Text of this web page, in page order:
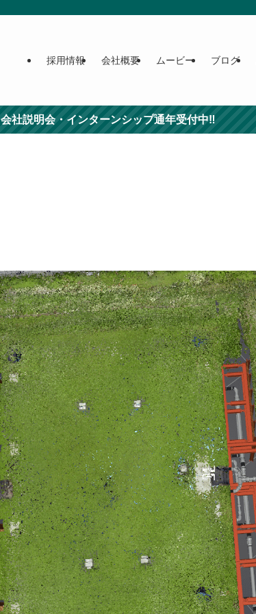
採用情報 会社概要 ムービー ブログ
会社説明会・インターンシップ通年受付中‼